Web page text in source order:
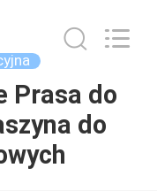
Prasa do
do